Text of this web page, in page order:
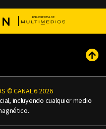
© CANAL 6 2026
incluyendo cualquier medio